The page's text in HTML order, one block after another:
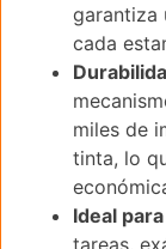
garantiza
cada
miles de
tinta, lo
Ideal
tareas,